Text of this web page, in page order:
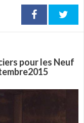
pour les Neuf